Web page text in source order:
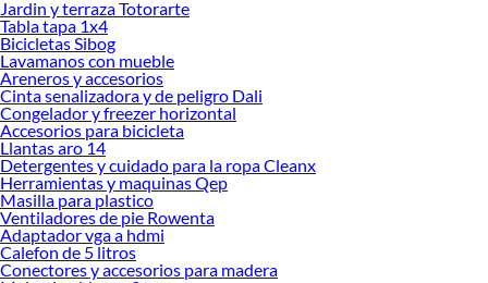
Desde remodelaciones hasta proyectos de decoración, estamos aquí para hacer
tus ideas realidad. ¡Visítanos y encuentra todo lo que tenemos para ofrecerte en
Linternas y lámparas recargables!
Explora la variedad de productos de Linternas y lámparas recargables
en Sodimac
Herramientas, materiales y accesorios de calidad para tus proyectos y
renovación de espacios. ¡Visítanos y descubre todo lo que tenemos para
ofrecerte!
Encuentra una amplia variedad de productos de Linternas y lámparas
recargables en Sodimac. Encuentra todo lo necesario para tus proyectos de
renovación y decoración. ¡Visítanos y haz tus ideas realidad!
Jardin y terraza Totorarte
Tabla tapa 1x4
Bicicletas Sibog
Lavamanos con mueble
Areneros y accesorios
Cinta senalizadora y de peligro Dali
Congelador y freezer horizontal
Accesorios para bicicleta
Llantas aro 14
Detergentes y cuidado para la ropa Cleanx
Herramientas y maquinas Qep
Masilla para plastico
Ventiladores de pie Rowenta
Adaptador vga a hdmi
Calefon de 5 litros
Conectores y accesorios para madera